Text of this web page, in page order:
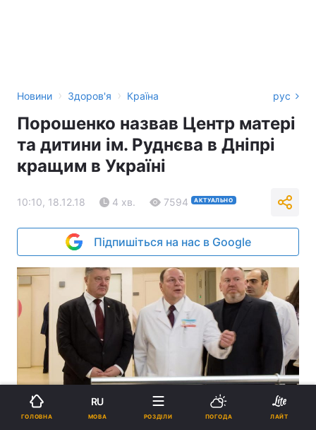
Новини › Здоров'я › Країна рус
Порошенко назвав Центр матері
та дитини ім. Руднєва в Дніпрі
кращим в Україні
10:10, 18.12.18 4 хв. 7594 АКТУАЛЬНО
Підпишіться на нас в Google
Головна гордість хірургів - сучасні операційні
ГОЛОВНА
RU
МОВА РОЗДІЛИ ПОГОДА ЛАЙТ